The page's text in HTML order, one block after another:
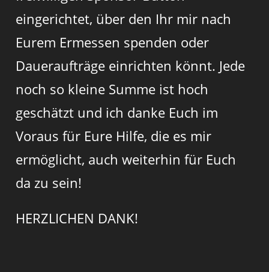
eingerichtet, über den Ihr mir nach
Eurem Ermessen spenden oder
Daueraufträge einrichten könnt. Jede
noch so kleine Summe ist hoch
geschätzt und ich danke Euch im
Voraus für Eure Hilfe, die es mir
ermöglicht, auch weiterhin für Euch
da zu sein!
HERZLICHEN DANK!